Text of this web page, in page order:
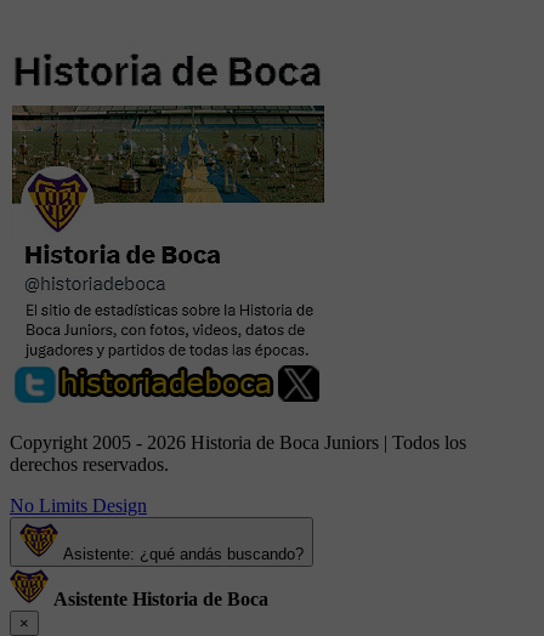
Copyright 2005 - 2026 Historia de Boca Juniors | Todos los
derechos reservados.
No Limits Design
Asistente: ¿qué andás buscando?
Asistente Historia de Boca
×